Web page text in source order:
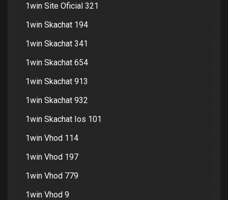
1win Site Oficial 321
1win Skachat 194
1win Skachat 341
1win Skachat 654
1win Skachat 913
1win Skachat 932
1win Skachat Ios 101
1win Vhod 114
1win Vhod 197
1win Vhod 779
1win Vhod 9